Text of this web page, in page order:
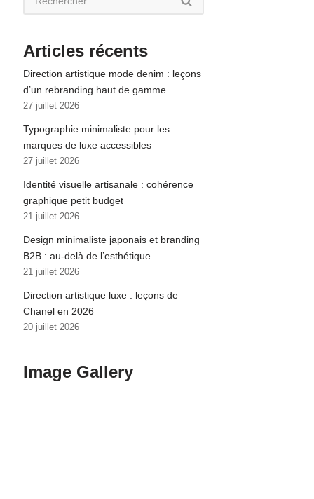
Articles récents
Direction artistique mode denim : leçons
d’un rebranding haut de gamme
27 juillet 2026
Typographie minimaliste pour les
marques de luxe accessibles
27 juillet 2026
Identité visuelle artisanale : cohérence
graphique petit budget
21 juillet 2026
Design minimaliste japonais et branding
B2B : au-delà de l’esthétique
21 juillet 2026
Direction artistique luxe : leçons de
Chanel en 2026
20 juillet 2026
Image Gallery